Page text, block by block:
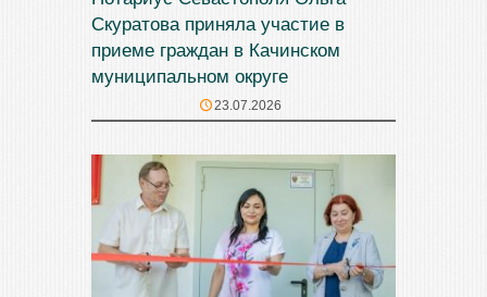
Скуратова приняла участие в
приеме граждан в Качинском
муниципальном округе
23.07.2026